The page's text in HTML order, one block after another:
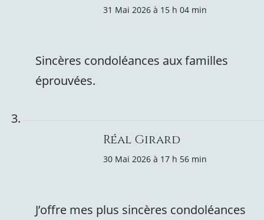
31 Mai 2026 à 15 h 04 min
Sincères condoléances aux familles
éprouvées.
Réal Girard
30 Mai 2026 à 17 h 56 min
J’offre mes plus sincères condoléances